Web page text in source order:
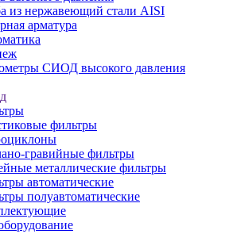
из нержавеющий стали AISI
арматура
СИОД высокого давления
фильтры
гравийные фильтры
металлические фильтры
автоматические
полуавтоматические